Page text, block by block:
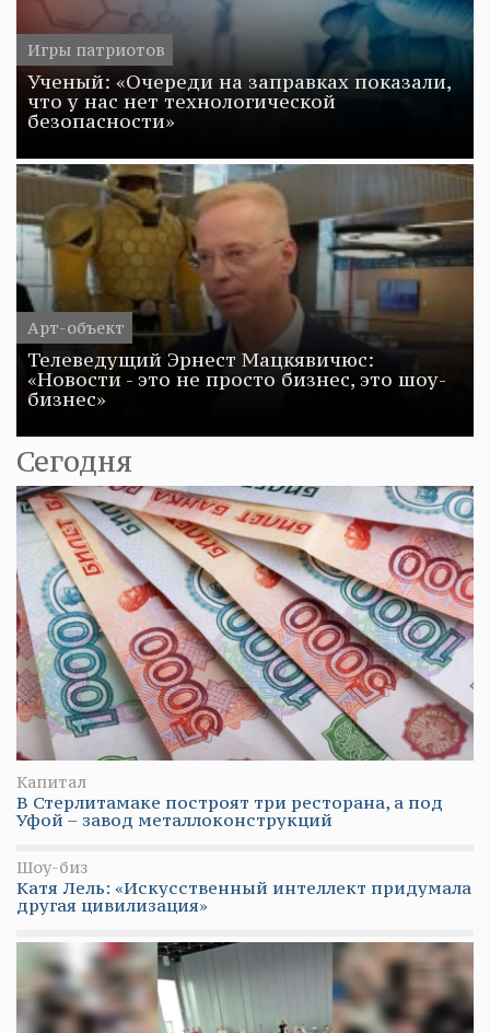
Игры патриотов
Ученый: «Очереди на заправках показали,
что у нас нет технологической
безопасности»
Арт-объект
Телеведущий Эрнест Мацкявичюс:
«Новости - это не просто бизнес, это шоу-
бизнес»
Сегодня
Капитал
В Стерлитамаке построят три ресторана, а под
Уфой – завод металлоконструкций
Шоу-биз
Катя Лель: «Искусственный интеллект придумала
другая цивилизация»